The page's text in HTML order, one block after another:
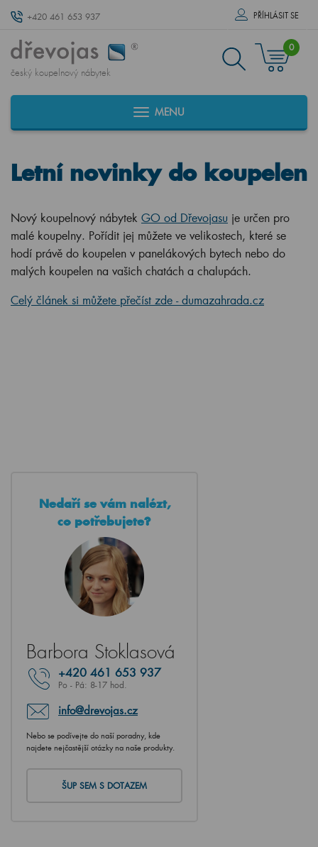
+420 461 653 937 PŘÍHLÁSIT SE
český koupelnový nábytek
0
MENU
Letní novinky do koupelen
Nový koupelnový nábytek GO od Dřevojasu je určen pro
malé koupelny. Pořídit jej můžete ve velikostech, které se
hodí právě do koupelen v panelákových bytech nebo do
malých koupelen na vašich chatách a chalupách.
Celý článek si můžete přečíst zde - dumazahrada.cz
Nedaří se vám nalézt,
co potřebujete?
Barbora Stoklasová
+420 461 653 937
Po - Pá: 8-17 hod.
info@drevojas.cz
Nebo se podívejte do naší poradny, kde
najdete nejčastější otázky na naše produkty.
ŠUP SEM S DOTAZEM